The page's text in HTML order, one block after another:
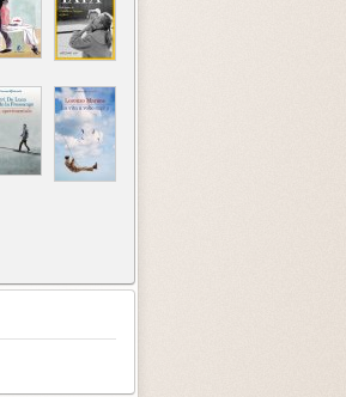
Incastrati
Quando ormai era
tardi